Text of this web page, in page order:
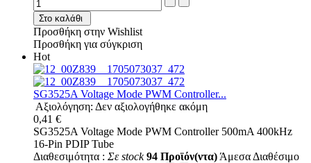
Στο καλάθι
Προσθήκη στην Wishlist
Προσθήκη για σύγκριση
Hot
SG3525A Voltage Mode PWM Controller...
Αξιολόγηση: Δεν αξιολογήθηκε ακόμη
0,41 €
SG3525A Voltage Mode PWM Controller 500mA 400kHz
16-Pin PDIP Tube
Διαθεσιμότητα : Σε stock 94 Προϊόν(ντα) Άμεσα Διαθέσιμο